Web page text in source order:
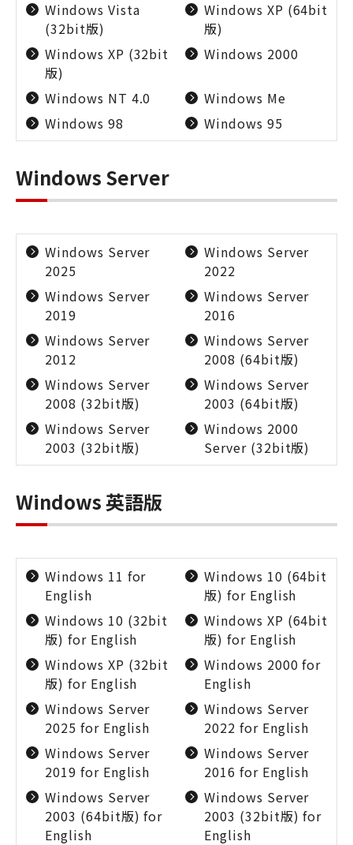
Windows Vista
(32bit版)
Windows XP (64bit
版)
Windows XP (32bit
版)
Windows 2000
Windows NT 4.0
Windows Me
Windows 98
Windows 95
Windows Server
Windows Server
2025
Windows Server
2022
Windows Server
2019
Windows Server
2016
Windows Server
2012
Windows Server
2008 (64bit版)
Windows Server
2008 (32bit版)
Windows Server
2003 (64bit版)
Windows Server
2003 (32bit版)
Windows 2000
Server (32bit版)
Windows 英語版
Windows 11 for
English
Windows 10 (64bit
版) for English
Windows 10 (32bit
版) for English
Windows XP (64bit
版) for English
Windows XP (32bit
版) for English
Windows 2000 for
English
Windows Server
2025 for English
Windows Server
2022 for English
Windows Server
2019 for English
Windows Server
2016 for English
Windows Server
2003 (64bit版) for
English
Windows Server
2003 (32bit版) for
English